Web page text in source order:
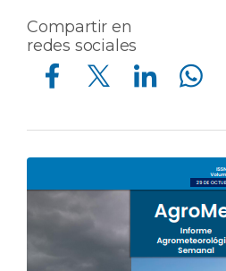
Compartir en
redes sociales
Compartir en Facebook Compartir en Twitter Compartir en Linkedin Compartir en Whatsapp